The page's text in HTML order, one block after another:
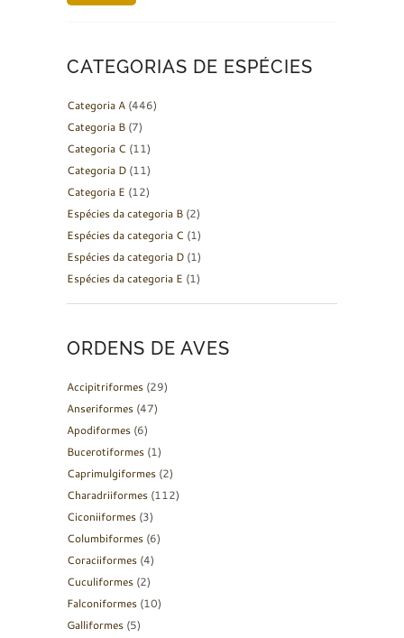
CATEGORIAS DE ESPÉCIES
Categoria A (446)
Categoria B (7)
Categoria C (11)
Categoria D (11)
Categoria E (12)
Espécies da categoria B (2)
Espécies da categoria C (1)
Espécies da categoria D (1)
Espécies da categoria E (1)
ORDENS DE AVES
Accipitriformes (29)
Anseriformes (47)
Apodiformes (6)
Bucerotiformes (1)
Caprimulgiformes (2)
Charadriiformes (112)
Ciconiiformes (3)
Columbiformes (6)
Coraciiformes (4)
Cuculiformes (2)
Falconiformes (10)
Galliformes (5)